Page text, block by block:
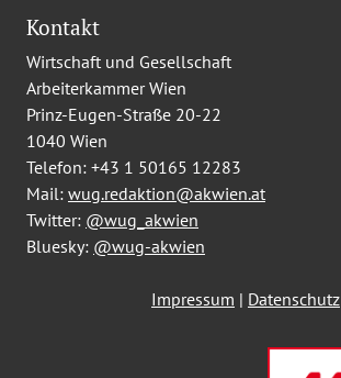
Kontakt
Wirtschaft und Gesellschaft
Arbeiterkammer Wien
Prinz-Eugen-Straße 20-22
1040 Wien
Telefon: +43 1 50165 12283
Mail: wug.redaktion@akwien.at
Twitter: @wug_akwien
Bluesky: @wug-akwien
Impressum | Datenschutz